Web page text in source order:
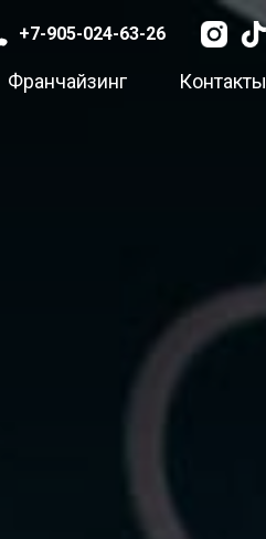
Контакты
Франчайзинг
+7-905-024-63-26